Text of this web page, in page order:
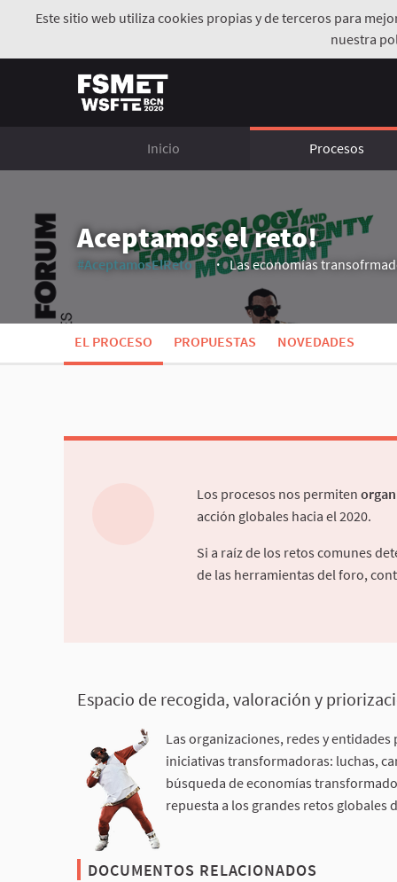
Este sitio web utiliza cookies propias y de terceros para
nuestra
Inicio Procesos
Aceptamos el reto!
#AceptamosElReto
(Enlace externo)
Las economías
EL PROCESO PROPUESTAS NOVEDADES
Los procesos nos permiten
acción globales hacia el 2020.
Si a raíz de los retos comunes
de las herramientas del foro,
Espacio de recogida, valoración y
Las organizaciones, redes y
iniciativas transformadoras: luchas,
búsqueda de economías
repuesta a los grandes retos globales
DOCUMENTOS RELACIONADOS